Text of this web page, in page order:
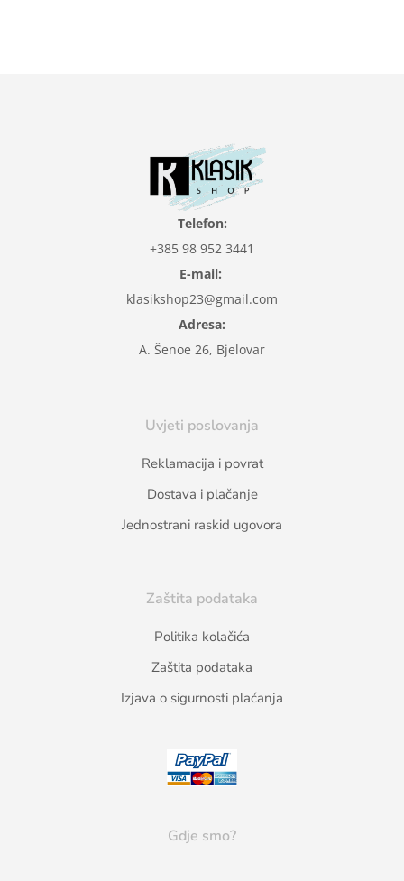
Telefon:
+385 98 952 3441
E-mail:
klasikshop23@gmail.com
Adresa:
A. Šenoe 26, Bjelovar
Uvjeti poslovanja
Reklamacija i povrat
Dostava i plačanje
Jednostrani raskid ugovora
Zaštita podataka
Politika kolačića
Zaštita podataka
Izjava o sigurnosti plaćanja
Gdje smo?